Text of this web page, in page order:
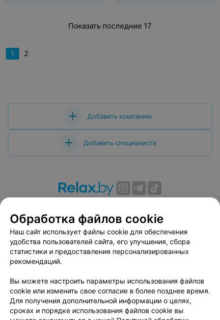
Показать последние 17
1 2
Добавить компанию
Добавить специалиста
Вакансии
Публичный договор
Способы оплаты
Публичный договор по использованию сервиса
«Афиша»
Пользовательское соглашение
Связаться по вопросам сотрудничества
Написать руководителю relax.by
Персональные настройки cookie
Обработка файлов cookie
Наш сайт использует файлы cookie для обеспечения
удобства пользователей сайта, его улучшения, сбора
статистики и предоставления персонализированных
рекомендаций.
Вы можете настроить параметры использования файлов
cookie или изменить свое согласие в более позднее время.
Для получения дополнительной информации о целях,
сроках и порядке использования файлов cookie вы